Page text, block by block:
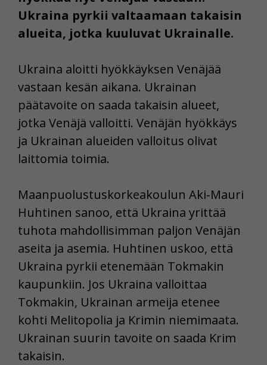
Ukraina pyrkii valtaamaan takaisin
alueita, jotka kuuluvat Ukrainalle.
Ukraina aloitti hyökkäyksen Venäjää
vastaan kesän aikana. Ukrainan
päätavoite on saada takaisin alueet,
jotka Venäjä valloitti. Venäjän hyökkäys
ja Ukrainan alueiden valloitus olivat
laittomia toimia.
Maanpuolustuskorkeakoulun Aki‑Mauri
Huhtinen sanoo, että Ukraina yrittää
tuhota mahdollisimman paljon Venäjän
aseita ja asemia. Huhtinen uskoo, että
Ukraina pyrkii etenemään Tokmakin
kaupunkiin. Jos Ukraina valloittaa
Tokmakin, Ukrainan armeija etenee
kohti Melitopolia ja Krimin niemimaata.
Ukrainan suurin tavoite on saada Krim
takaisin.